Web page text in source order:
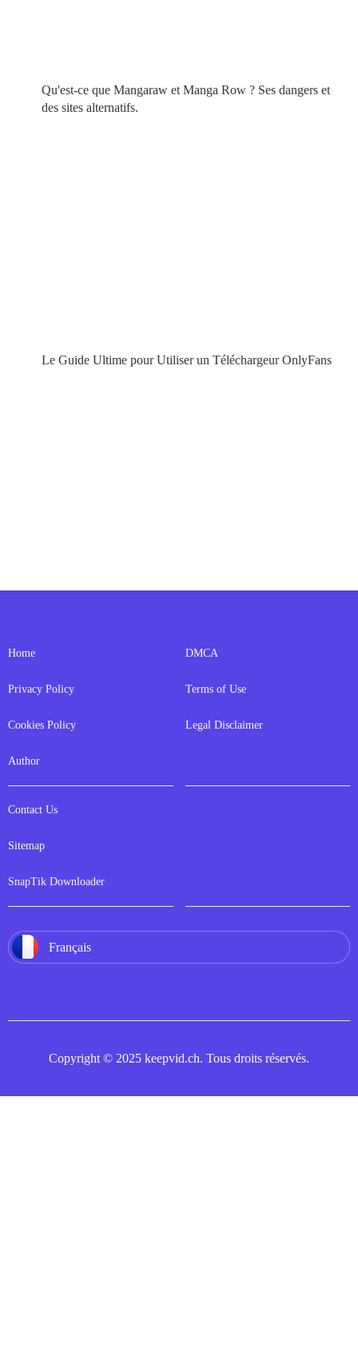
Qu'est-ce que Mangaraw et Manga Row ? Ses dangers et
des sites alternatifs.
Le Guide Ultime pour Utiliser un Téléchargeur OnlyFans
Home
Privacy Policy
Cookies Policy
Author
DMCA
Terms of Use
Legal Disclaimer
Contact Us
Sitemap
SnapTik Downloader
Français
Copyright © 2025 keepvid.ch. Tous droits réservés.